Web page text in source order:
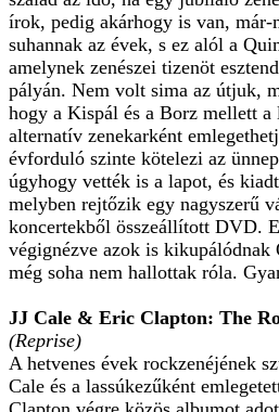
írok, pedig akárhogy is van, már-
suhannak az évek, s ez alól a
amelynek zenészei tizenöt
pályán. Nem volt sima az útjuk,
hogy a Kispál és a Borz mellett a
alternatív zenekarként
évforduló szinte kötelezi az
úgyhogy vették is a lapot, és
melyben rejtőzik egy nagyszerű
koncertekből összeállított DVD.
végignézve azok is
még soha nem hallottak róla.
JJ Cale & Eric Clapton: The
(Reprise)
A hetvenes évek rockzenéjének
Cale és a lassúkezűként